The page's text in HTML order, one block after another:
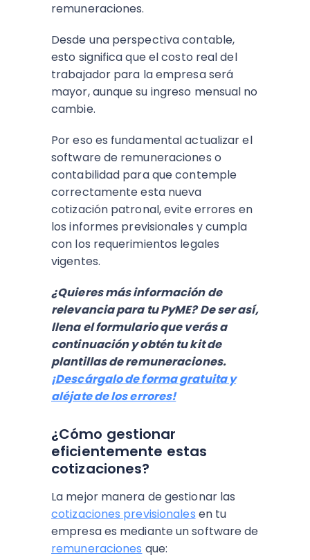
remuneraciones.
Desde una perspectiva contable,
esto significa que el costo real del
trabajador para la empresa será
mayor, aunque su ingreso mensual no
cambie.
Por eso es fundamental actualizar el
software de remuneraciones o
contabilidad para que contemple
correctamente esta nueva
cotización patronal, evite errores en
los informes previsionales y cumpla
con los requerimientos legales
vigentes.
¿Quieres más información de
relevancia para tu PyME? De ser así,
llena el formulario que verás a
continuación y obtén tu kit de
plantillas de remuneraciones.
¡Descárgalo de forma gratuita y
aléjate de los errores!
¿Cómo gestionar
eficientemente estas
cotizaciones?
La mejor manera de gestionar las
cotizaciones previsionales en tu
empresa es mediante un software de
remuneraciones que: